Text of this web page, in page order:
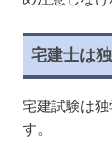
宅建士は
宅建試験は
す。